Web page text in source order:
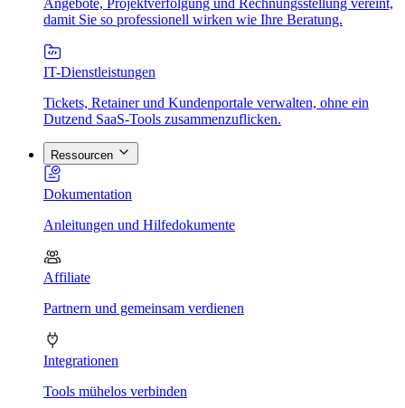
Angebote, Projektverfolgung und Rechnungsstellung vereint,
damit Sie so professionell wirken wie Ihre Beratung.
IT-Dienstleistungen
Tickets, Retainer und Kundenportale verwalten, ohne ein
Dutzend SaaS-Tools zusammenzuflicken.
Ressourcen
Dokumentation
Anleitungen und Hilfedokumente
Affiliate
Partnern und gemeinsam verdienen
Integrationen
Tools mühelos verbinden